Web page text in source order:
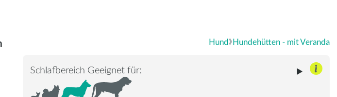
Hund Hundehütten - mit Veranda
Schlafbereich Geeignet für: